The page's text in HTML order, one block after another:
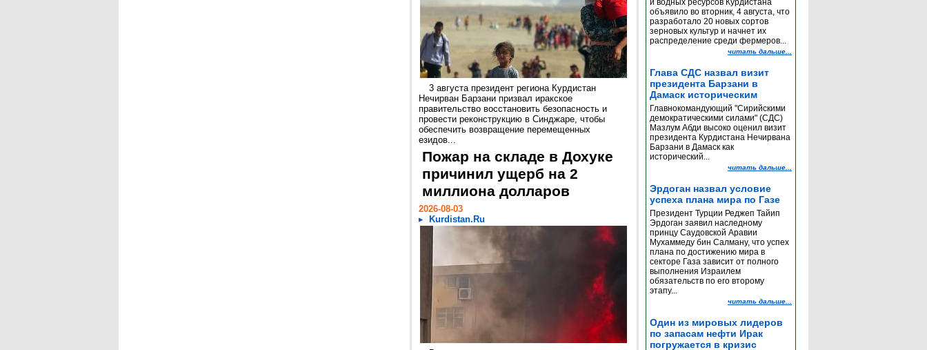
3 августа президент региона Курдистан
Нечирван Барзани призвал иракское
правительство восстановить безопасность и
провести реконструкцию в Синджаре, чтобы
обеспечить возвращение перемещенных
езидов...
Пожар на складе в Дохуке
причинил ущерб на 2
миллиона долларов
2026-08-03
Kurdistan.Ru
и водных ресурсов Курдистана
объявило во вторник, 4 августа, что
разработало 20 новых сортов
зерновых культур и начнет их
распределение среди фермеров...
читать дальше...
Глава СДС назвал визит
президента Барзани в
Дамаск историческим
Главнокомандующий "Сирийскими
демократическими силами" (СДС)
Мазлум Абди высоко оценил визит
президента Курдистана Нечирвана
Барзани в Дамаск как
исторический...
читать дальше...
Эрдоган назвал условие
успеха плана мира по Газе
Президент Турции Реджеп Тайип
Эрдоган заявил наследному
принцу Саудовской Аравии
Мухаммеду бин Салману, что успех
плана по достижению мира в
секторе Газа зависит от полного
выполнения Израилем
обязательств по его второму
этапу...
читать дальше...
Один из мировых лидеров
по запасам нефти Ирак
погружается в кризис